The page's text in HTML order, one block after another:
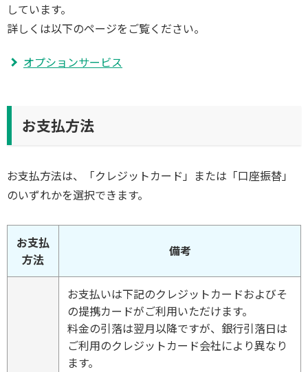
しています。
詳しくは以下のページをご覧ください。
オプションサービス
お支払方法
お支払方法は、「クレジットカード」または「口座振替」
のいずれかを選択できます。
お支払
方法
備考
お支払いは下記のクレジットカードおよびそ
の提携カードがご利用いただけます。
料金の引落は翌月以降ですが、銀行引落日は
ご利用のクレジットカード会社により異なり
ます。